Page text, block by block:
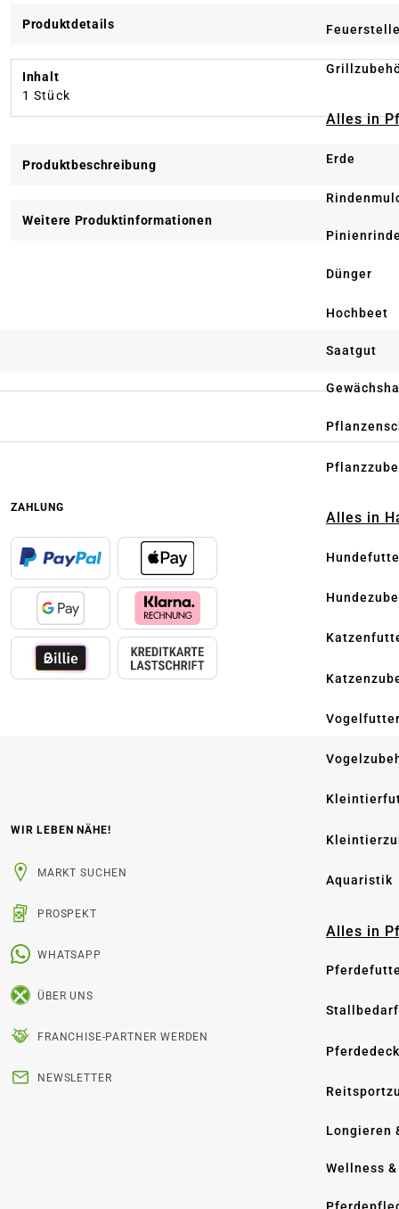
Alles in
Erde
Dünger
Hochbeet
Saatgut
Alles in
Aquaristik
Alles in
Stallbedarf
Longieren
Wellness
Produktdetails
Inhalt
1 Stück
Produktbeschreibung
Weitere Produktinformationen
ZAHLUNG
WIR LEBEN NÄHE!
MARKT SUCHEN
PROSPEKT
WHATSAPP
ÜBER UNS
FRANCHISE-PARTNER WERDEN
NEWSLETTER